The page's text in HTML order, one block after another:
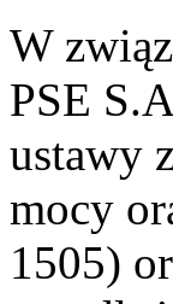
W
PSE
ustawy
mocy
1505)